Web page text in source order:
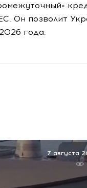
Он позволит
года.
7 августа